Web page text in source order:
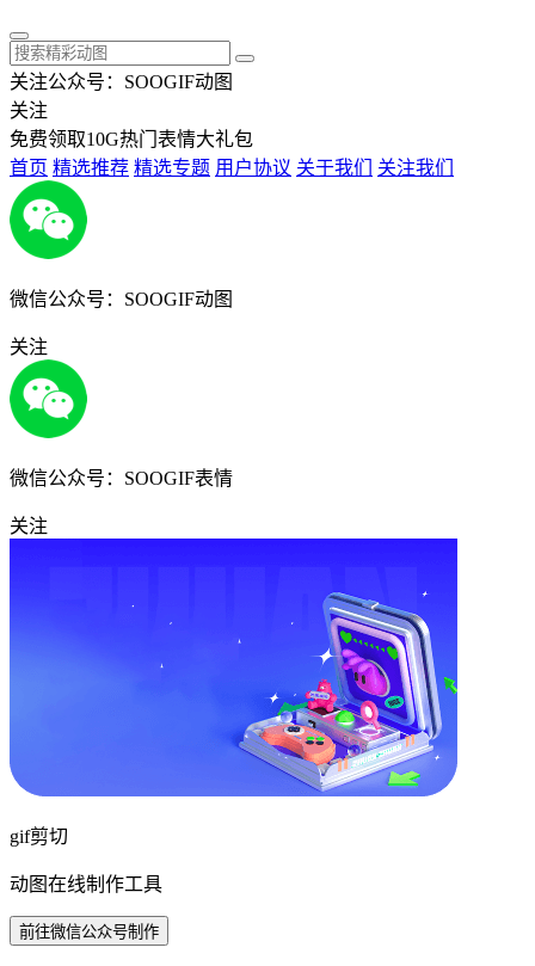
关注公众号：SOOGIF动图
关注
免费领取10G热门表情大礼包
首页 精选推荐 精选专题 用户协议 关于我们 关注我们
微信公众号：SOOGIF动图
关注
微信公众号：SOOGIF表情
关注
gif剪切
动图在线制作工具
前往微信公众号制作